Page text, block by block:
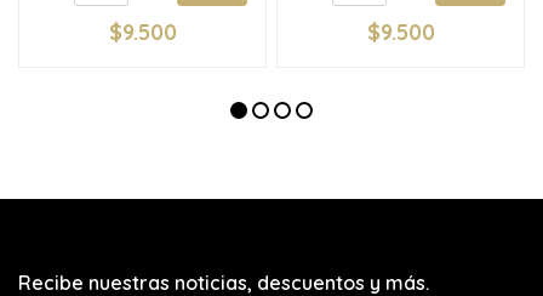
$9.500 $9.500
Recibe nuestras noticias, descuentos y más.